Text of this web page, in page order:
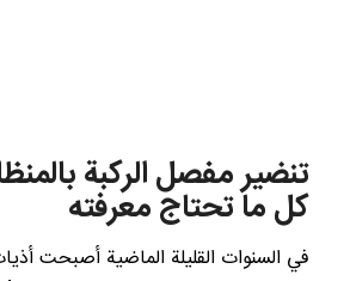
تنضير مفصل الركبة
كل ما تحتاج معرفته
في السنوات القليلة الماضية أصبحت